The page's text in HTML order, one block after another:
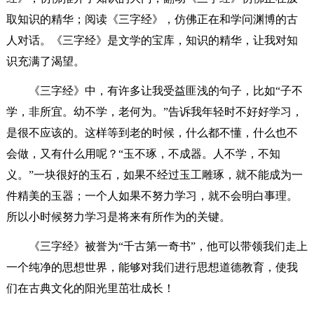
取知识的精华；阅读《三字经》，仿佛正在和学问渊博的古
人对话。《三字经》是文学的宝库，知识的精华，让我对知
识充满了渴望。
《三字经》中，有许多让我受益匪浅的句子，比如“子不
学，非所宜。幼不学，老何为。”告诉我年轻时不好好学习，
是很不应该的。这样等到老的时候，什么都不懂，什么也不
会做，又有什么用呢？“玉不琢，不成器。人不学，不知
义。”一块很好的玉石，如果不经过玉工雕琢，就不能成为一
件精美的玉器；一个人如果不努力学习，就不会明白事理。
所以小时候努力学习是将来有所作为的关键。
《三字经》被誉为“千古第一奇书”，他可以带领我们走上
一个纯净的思想世界，能够对我们进行思想道德教育，使我
们在古典文化的阳光里茁壮成长！